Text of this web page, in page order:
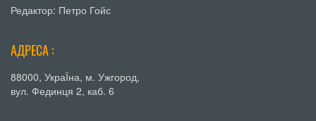
Редактор: Петро Гойс
АДРЕСА :
88000, УкраЇна, м. Ужгород,
вул. Фединця 2, каб. 6